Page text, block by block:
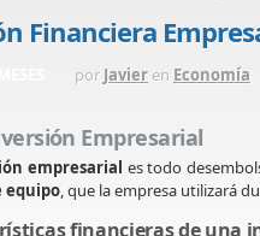
Financiera
por Javier en Economía
Empresarial
empresarial es todo
equipo, que la empresa utilizará
financieras de una